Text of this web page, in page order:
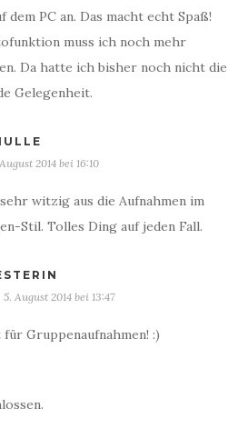
dem PC an. Das macht echt Spaß!
muss ich noch mehr
Da hatte ich bisher noch nicht die
Gelegenheit.
2014 bei 16:10
witzig aus die Aufnahmen im
Stil. Tolles Ding auf jeden Fall.
August 2014 bei 13:47
Gruppenaufnahmen! :)